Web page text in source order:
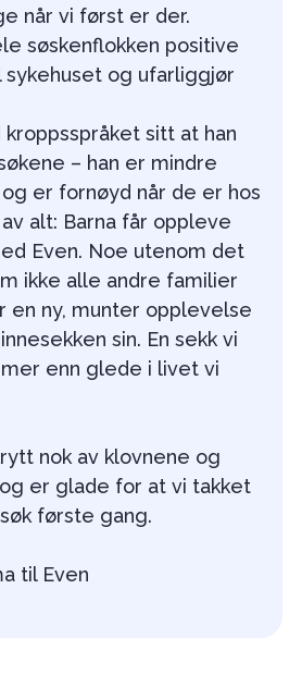
når vi først er der.
søskenflokken positive
sykehuset og ufarliggjør
sitt at han
– han er mindre
er fornøyd når de er hos
alt: Barna får oppleve
Even. Noe utenom det
ikke alle andre familier
en ny, munter opplevelse
sin. En sekk vi
enn glede i livet vi
nok av klovnene og
er glade for at vi takket
første gang.
til Even